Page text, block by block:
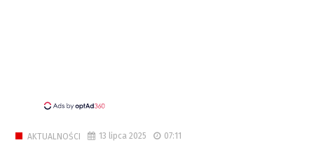
AKTUALNOŚCI 13 lipca 2025 07:11